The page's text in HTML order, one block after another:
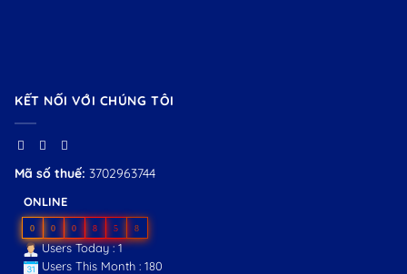
KẾT NỐI VỚI CHÚNG TÔI
Mã số thuế: 3702963744
ONLINE
0 0 0 8 5 8
Users Today : 1
Users This Month : 180